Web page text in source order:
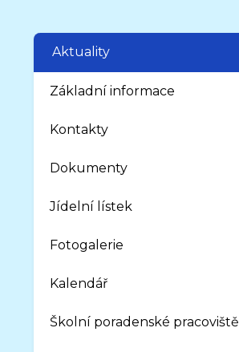
Aktuality
Základní informace
Kontakty
Dokumenty
Jídelní lístek
Fotogalerie
Kalendář
Školní poradenské pracoviště